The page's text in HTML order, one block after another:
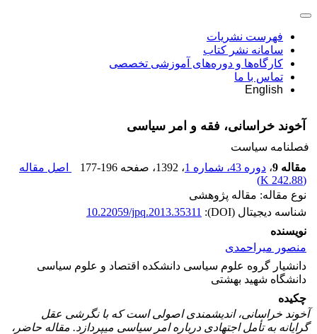
فهرست نشریات
سامانه نشر کتاب
کارگاه‌ها و دوره‌های آموزشی تخصصی
تماس با ما
English
آخوند خراسانی، فقه و امر سیاسی
فصلنامه سیاست
مقاله 9
، دوره 43، شماره 1 ، 1392 ، صفحه 177-196
اصل مقاله
(
242.88 K
)
نوع مقاله: مقاله پژوهشی
شناسه دیجیتال (DOI):
10.22059/jpq.2013.35311
نویسنده
منصور میراحمدی
دانشیار گروه علوم سیاسی دانشکده اقتصاد و علوم سیاسی
دانشگاه شهید بهشتی
چکیده
آخوند خراسانی، اندیشمندی اصولی است که با نگرشی عقل
گرایانه به تأمل اجتهادی درباره امر سیاسی می­پردازد. مقاله حاضر،